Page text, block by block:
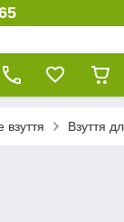
взуття Взуття